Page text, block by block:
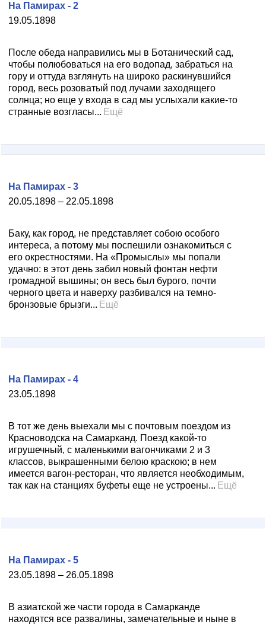
19.05.1898
На Памирах - 2
После обеда направились мы в Ботанический сад,
чтобы полюбоваться на его водопад, забраться на
гору и оттуда взглянуть на широко раскинувшийся
город, весь розоватый под лучами заходящего
солнца; но еще у входа в сад мы услыхали какие-то
странные возгласы... Ещё
20.05.1898 – 22.05.1898
На Памирах - 3
Баку, как город, не представляет собою особого
интереса, а потому мы поспешили ознакомиться с
его окрестностями. На «Промыслы» мы попали
удачно: в этот день забил новый фонтан нефти
громадной вышины; он весь был бурого, почти
черного цвета и наверху разбивался на темно-
бронзовые брызги... Ещё
23.05.1898
На Памирах - 4
В тот же день выехали мы с почтовым поездом из
Красноводска на Самарканд. Поезд какой-то
игрушечный, с маленькими вагончиками 2 и 3
классов, выкрашенными белою краскою; в нем
имеется вагон-ресторан, что является необходимым,
так как на станциях буфеты еще не устроены... Ещё
23.05.1898 – 26.05.1898
На Памирах - 5
В азиатской же части города в Самарканде
находятся все развалины, замечательные и ныне в